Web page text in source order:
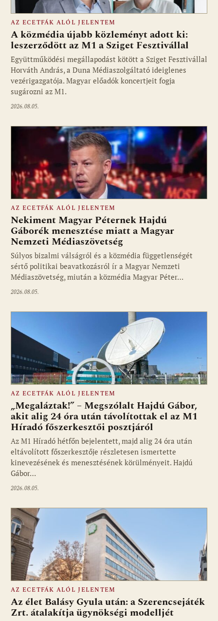
Fotó: media1.hu
AZ ECETFÁK ALÓL JELENTEM
A közmédia újabb közleményt adott ki:
leszerződött az M1 a Sziget Fesztivállal
Együttműködési megállapodást kötött a Sziget Fesztivállal
Horváth András, a Duna Médiaszolgáltató ideiglenes
vezérigazgatója. Magyar előadók koncertjeit fogja
sugározni az M1.
2026.08.05.
Fotó: media1.hu
AZ ECETFÁK ALÓL JELENTEM
Nekiment Magyar Péternek Hajdú
Gáborék menesztése miatt a Magyar
Nemzeti Médiaszövetség
Súlyos bizalmi válságról és a közmédia függetlenségét
sértő politikai beavatkozásról ír a Magyar Nemzeti
Médiaszövetség, miután a közmédia Magyar Péter…
2026.08.05.
Fotó: media1.hu
AZ ECETFÁK ALÓL JELENTEM
„Megaláztak!” – Megszólalt Hajdú Gábor,
akit alig 24 óra után távolítottak el az M1
Híradó főszerkesztői posztjáról
Az M1 Híradó hétfőn bejelentett, majd alig 24 óra után
eltávolított főszerkesztője részletesen ismertette
kinevezésének és menesztésének körülményeit. Hajdú
Gábor…
2026.08.05.
AZ ECETFÁK ALÓL JELENTEM
Az élet Balásy Gyula után: a Szerencsejáték
Zrt. átalakítja ügynökségi modelljét